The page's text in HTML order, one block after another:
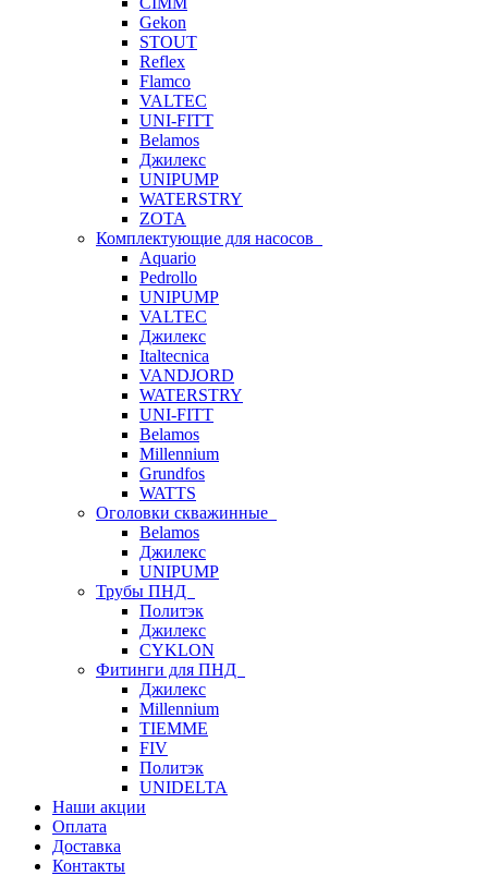
Gekon
STOUT
Reflex
Flamco
VALTEC
UNI-FITT
Belamos
Джилекс
UNIPUMP
WATERSTRY
ZOTA
Комплектующие для насосов
Aquario
Pedrollo
UNIPUMP
VALTEC
Джилекс
Italtecnica
VANDJORD
WATERSTRY
UNI-FITT
Belamos
Millennium
Grundfos
WATTS
Оголовки скважинные
Belamos
Джилекс
UNIPUMP
Трубы ПНД
Политэк
Джилекс
CYKLON
Фитинги для ПНД
Джилекс
Millennium
TIEMME
FIV
Политэк
UNIDELTA
Наши акции
Оплата
Доставка
Контакты